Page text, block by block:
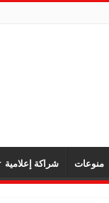
منوعات شراكة إعلامية